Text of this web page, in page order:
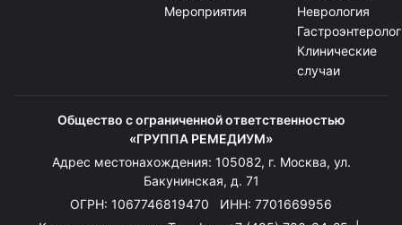
Мероприятия
Неврология
Клинические
случаи
Общество с ограниченной ответственностью
«ГРУППА РЕМЕДИУМ»
Адрес местонахождения: 105082, г. Москва, ул.
Бакунинская, д. 71
ОГРН: 1067746819470 ИНН: 7701669956